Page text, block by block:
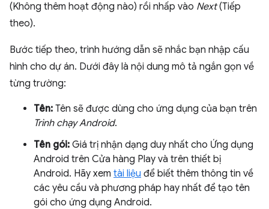
(Không thêm hoạt động nào) rồi nhấp vào Next(Tiếp
theo).
Bước tiếp theo, trình hướng dẫn sẽ nhắc bạn nhập cấu
hình cho dự án. Dưới đây là nội dung mô tả ngắn gọn về
từng trường:
Tên: Tên sẽ được dùng cho ứng dụng của bạn trên
Trình chạy Android.
Tên gói: Giá trị nhận dạng duy nhất cho Ứng dụng
Android trên Cửa hàng Play và trên thiết bị
Android. Hãy xem tài liệu để biết thêm thông tin về
các yêu cầu và phương pháp hay nhất để tạo tên
gói cho ứng dụng Android.